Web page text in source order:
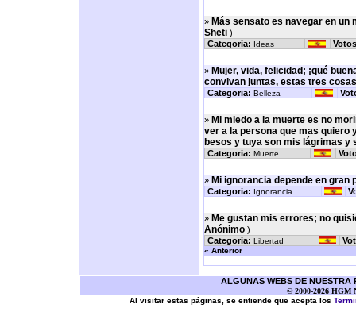
» Más sensato es navegar en un
Sheti)
Categoria: Ideas
» Mujer, vida, felicidad; ¡qué
convivan juntas, estas tres
Categoria: Belleza
» Mi miedo a la muerte es no
ver a la persona que mas quiero
besos y tuya son mis lágrimas y
Categoria: Muerte
» Mi ignorancia depende en
Categoria: Ignorancia
» Me gustan mis errores; no
Anónimo)
Categoria: Libertad
« Anterior
ALGUNAS WEBS DE NUESTRA
© 2000-2026 HGM
Al visitar estas páginas, se entiende que acepta los